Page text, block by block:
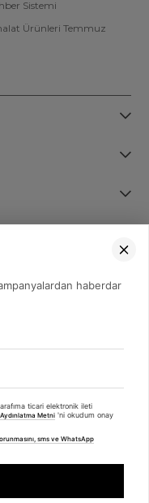
Sistemi
Ürünleri Temmuz
08
256bit SSL sertifikası ile
haberdar
ticari elektronik ileti
Metni 'ni okudum onay
sms ve WhatsApp